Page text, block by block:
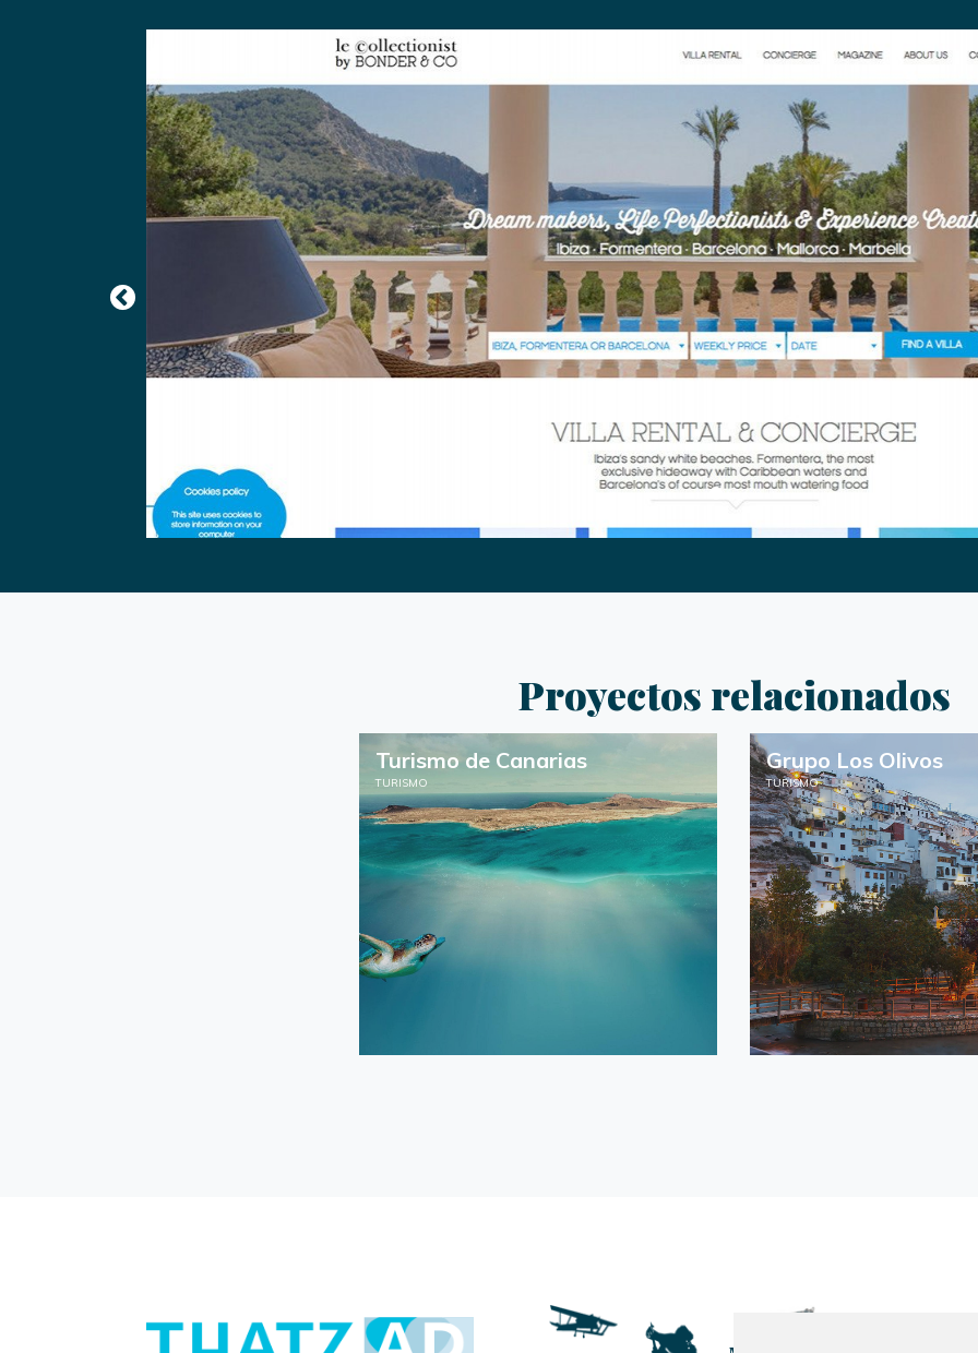
Proyectos relacionados
Turismo de Canarias
TURISMO
Grupo Los Olivos
TURISMO